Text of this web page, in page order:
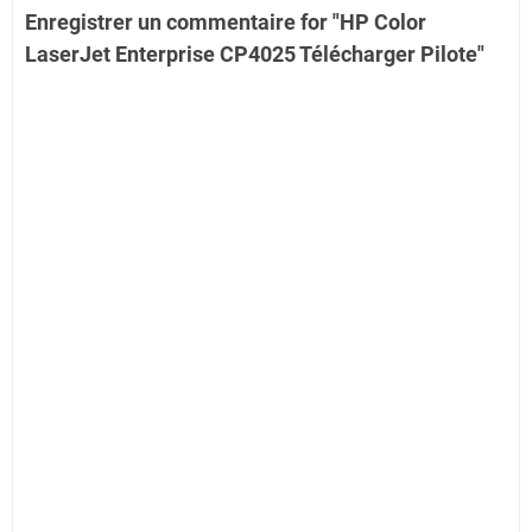
Enregistrer un commentaire for "HP Color
LaserJet Enterprise CP4025 Télécharger Pilote"